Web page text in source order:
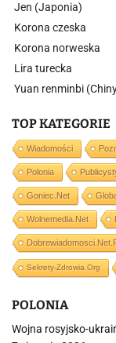
Jen (Japonia)
Korona czeska
Korona norweska
Lira turecka
Yuan renminbi
TOP KATEGORIE
Wiadomości
Polonia
Goniec.net
Wolnemedia.net
Sekrety-Zdrowia.org
POLONIA
Wojna rosyjsko-